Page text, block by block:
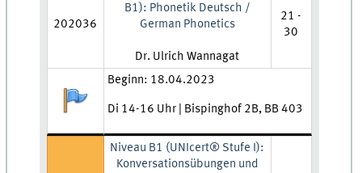
202036
B1): Phonetik Deutsch /
German Phonetics
Lehrkraft:
Dr. Ulrich Wannagat
21 -
30
Anmeldestatus:
Zeit und Ort:
Beginn: 18.04.2023
Di 14-16 Uhr | Bispinghof 2B, BB 403
Niveau B1 (UNIcert® Stufe I):
Konversationsübungen und